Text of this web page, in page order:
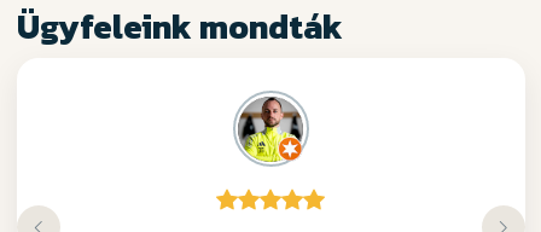
Ügyfeleink mondták